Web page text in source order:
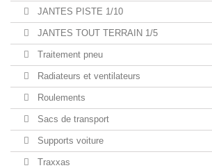
JANTES PISTE 1/10
JANTES TOUT TERRAIN 1/5
Traitement pneu
Radiateurs et ventilateurs
Roulements
Sacs de transport
Supports voiture
Traxxas